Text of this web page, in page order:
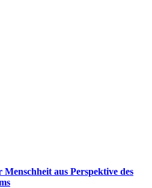
aus Perspektive des